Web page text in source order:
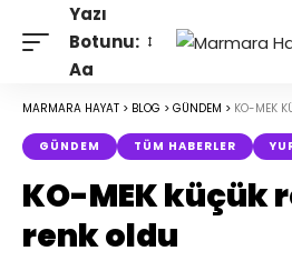
Yazı
Botunu:
Aa
MARMARA HAYAT > BLOG > GÜNDEM > KO-MEK
GÜNDEM TÜM HABERLER
KO-MEK küçük
renk oldu